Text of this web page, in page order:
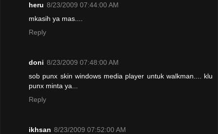
heru 8/23/2009 07:44:00 AM
mkasih ya mas....
Reply
doni 8/23/2009 07:48:00 AM
sob punx skin windows media player untuk walkman.... klu
punx minta ya...
Reply
ikhsan 8/23/2009 07:52:00 AM